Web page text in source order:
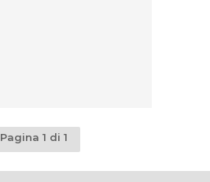
Pagina 1 di 1